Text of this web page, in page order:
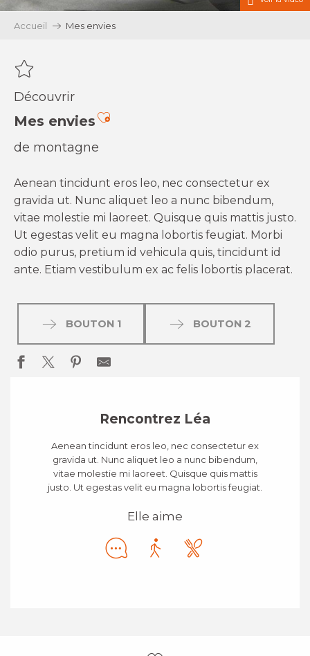
Accueil Mes envies
Découvrir
Mes enviesAjouter aux favoris
de montagne
Aenean tincidunt eros leo, nec consectetur ex
gravida ut. Nunc aliquet leo a nunc bibendum,
vitae molestie mi laoreet. Quisque quis mattis justo.
Ut egestas velit eu magna lobortis feugiat. Morbi
odio purus, pretium id vehicula quis, tincidunt id
ante. Etiam vestibulum ex ac felis lobortis placerat.
BOUTON 1 BOUTON 2
Rencontrez Léa
Aenean tincidunt eros leo, nec consectetur ex
gravida ut. Nunc aliquet leo a nunc bibendum,
vitae molestie mi laoreet. Quisque quis mattis
justo. Ut egestas velit eu magna lobortis feugiat.
Elle aime